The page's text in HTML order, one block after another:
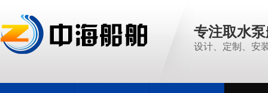
专注取水
设计、定制、安